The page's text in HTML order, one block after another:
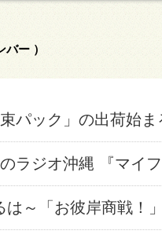
ー ）
パック」の出荷始ま
ラジオ沖縄 『マイ
～「お彼岸商戦！